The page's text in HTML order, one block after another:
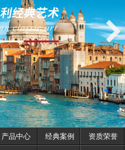
产品中心
经典案例
资质荣誉
墙面艺术
电子画册
新闻中心
产品中心 经典案例 资质荣誉